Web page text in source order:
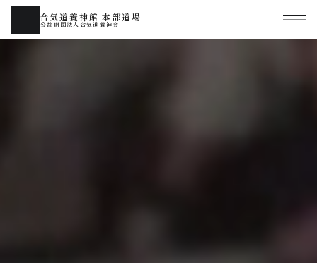
合気道養神館 本部道場
公益財団法人合気道養神会